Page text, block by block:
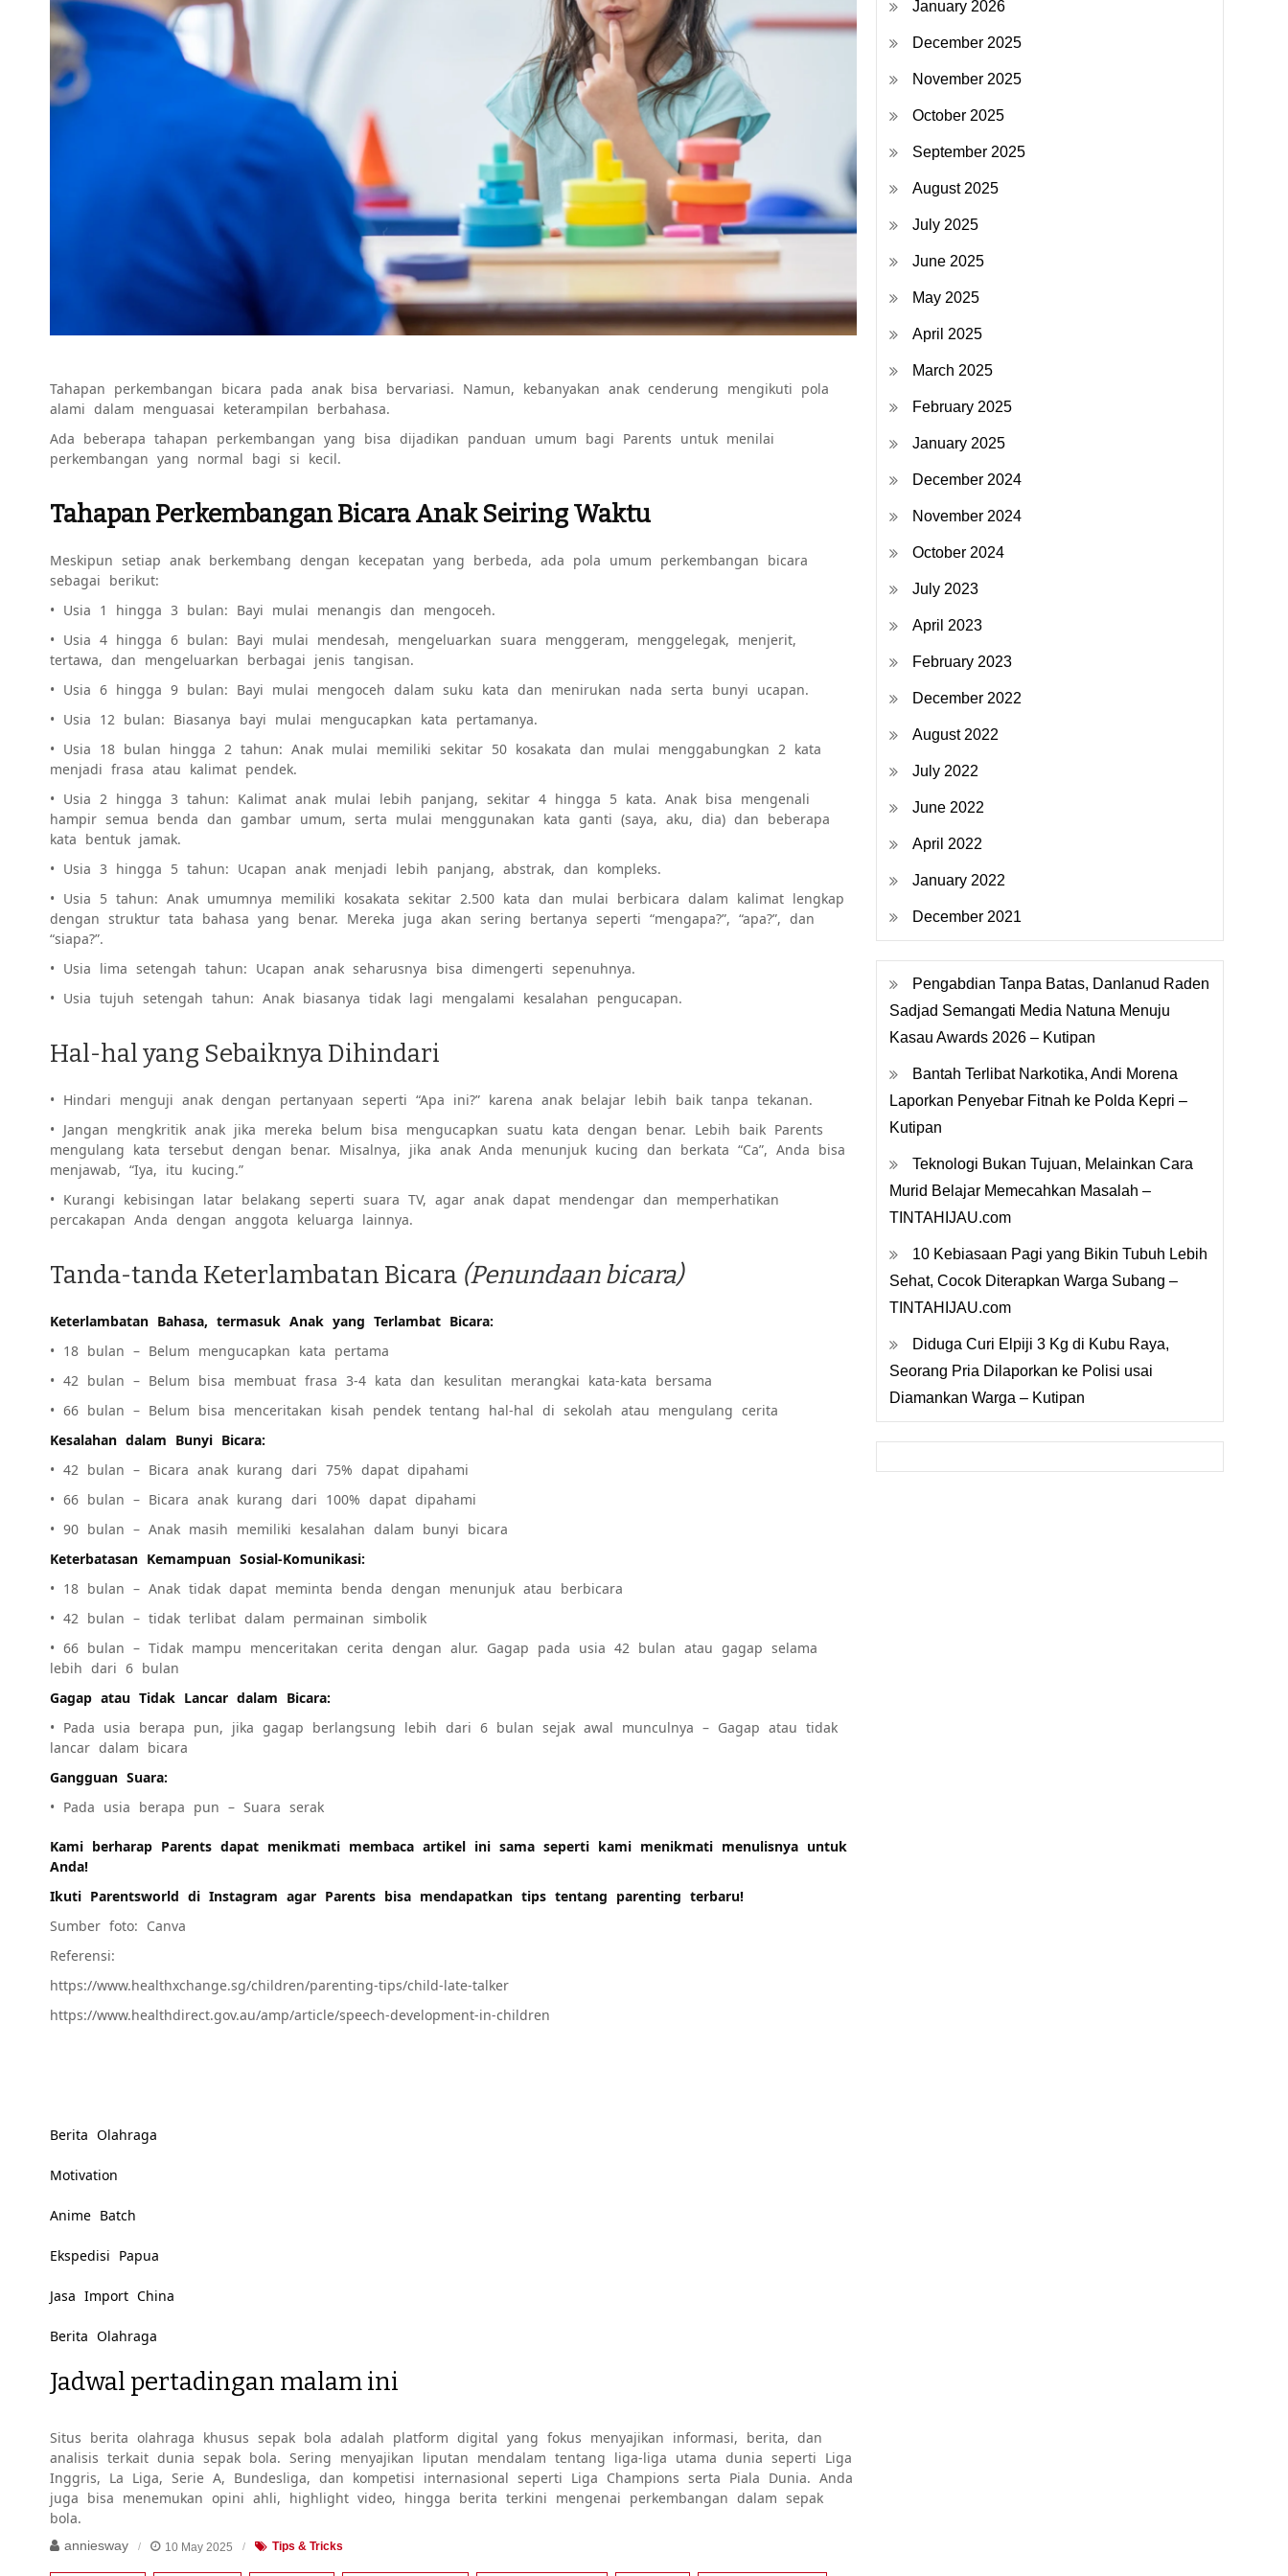
Tahapan perkembangan bicara pada anak bisa bervariasi. Namun, kebanyakan anak cenderung mengikuti pola
alami dalam menguasai keterampilan berbahasa.
Ada beberapa tahapan perkembangan yang bisa dijadikan panduan umum bagi Parents untuk menilai
perkembangan yang normal bagi si kecil.
Tahapan Perkembangan Bicara Anak Seiring Waktu
Meskipun setiap anak berkembang dengan kecepatan yang berbeda, ada pola umum perkembangan bicara
sebagai berikut:
• Usia 1 hingga 3 bulan: Bayi mulai menangis dan mengoceh.
• Usia 4 hingga 6 bulan: Bayi mulai mendesah, mengeluarkan suara menggeram, menggelegak, menjerit,
tertawa, dan mengeluarkan berbagai jenis tangisan.
• Usia 6 hingga 9 bulan: Bayi mulai mengoceh dalam suku kata dan menirukan nada serta bunyi ucapan.
• Usia 12 bulan: Biasanya bayi mulai mengucapkan kata pertamanya.
• Usia 18 bulan hingga 2 tahun: Anak mulai memiliki sekitar 50 kosakata dan mulai menggabungkan 2 kata
menjadi frasa atau kalimat pendek.
• Usia 2 hingga 3 tahun: Kalimat anak mulai lebih panjang, sekitar 4 hingga 5 kata. Anak bisa mengenali
hampir semua benda dan gambar umum, serta mulai menggunakan kata ganti (saya, aku, dia) dan beberapa
kata bentuk jamak.
• Usia 3 hingga 5 tahun: Ucapan anak menjadi lebih panjang, abstrak, dan kompleks.
• Usia 5 tahun: Anak umumnya memiliki kosakata sekitar 2.500 kata dan mulai berbicara dalam kalimat lengkap
dengan struktur tata bahasa yang benar. Mereka juga akan sering bertanya seperti “mengapa?”, “apa?”, dan
“siapa?”.
• Usia lima setengah tahun: Ucapan anak seharusnya bisa dimengerti sepenuhnya.
• Usia tujuh setengah tahun: Anak biasanya tidak lagi mengalami kesalahan pengucapan.
Hal-hal yang Sebaiknya Dihindari
• Hindari menguji anak dengan pertanyaan seperti “Apa ini?” karena anak belajar lebih baik tanpa tekanan.
• Jangan mengkritik anak jika mereka belum bisa mengucapkan suatu kata dengan benar. Lebih baik Parents
mengulang kata tersebut dengan benar. Misalnya, jika anak Anda menunjuk kucing dan berkata “Ca”, Anda bisa
menjawab, “Iya, itu kucing.”
• Kurangi kebisingan latar belakang seperti suara TV, agar anak dapat mendengar dan memperhatikan
percakapan Anda dengan anggota keluarga lainnya.
Tanda-tanda Keterlambatan Bicara (Penundaan bicara)
Keterlambatan Bahasa, termasuk Anak yang Terlambat Bicara:
• 18 bulan – Belum mengucapkan kata pertama
• 42 bulan – Belum bisa membuat frasa 3-4 kata dan kesulitan merangkai kata-kata bersama
• 66 bulan – Belum bisa menceritakan kisah pendek tentang hal-hal di sekolah atau mengulang cerita
Kesalahan dalam Bunyi Bicara:
• 42 bulan – Bicara anak kurang dari 75% dapat dipahami
• 66 bulan – Bicara anak kurang dari 100% dapat dipahami
• 90 bulan – Anak masih memiliki kesalahan dalam bunyi bicara
Keterbatasan Kemampuan Sosial-Komunikasi:
• 18 bulan – Anak tidak dapat meminta benda dengan menunjuk atau berbicara
• 42 bulan – tidak terlibat dalam permainan simbolik
• 66 bulan – Tidak mampu menceritakan cerita dengan alur. Gagap pada usia 42 bulan atau gagap selama
lebih dari 6 bulan
Gagap atau Tidak Lancar dalam Bicara:
• Pada usia berapa pun, jika gagap berlangsung lebih dari 6 bulan sejak awal munculnya – Gagap atau tidak
lancar dalam bicara
Gangguan Suara:
• Pada usia berapa pun – Suara serak
Kami berharap Parents dapat menikmati membaca artikel ini sama seperti kami menikmati menulisnya untuk
Anda!
Ikuti Parentsworld diInstagram agar Parents bisa mendapatkan tips tentang parenting terbaru!
Sumber foto: Canva
Referensi:
https://www.healthxchange.sg/children/parenting-tips/child-late-talker
https://www.healthdirect.gov.au/amp/article/speech-development-in-children
Berita Olahraga
Motivation
Anime Batch
Ekspedisi Papua
Jasa Import China
Berita Olahraga
Jadwal pertadingan malam ini
Situs berita olahraga khusus sepak bola adalah platform digital yang fokus menyajikan informasi, berita, dan
analisis terkait dunia sepak bola. Sering menyajikan liputan mendalam tentang liga-liga utama dunia seperti Liga
Inggris, La Liga, Serie A, Bundesliga, dan kompetisi internasional seperti Liga Champions serta Piala Dunia. Anda
juga bisa menemukan opini ahli, highlight video, hingga berita terkini mengenai perkembangan dalam sepak
bola.
anniesway 10 May 2025 Tips & Tricks
January 2026
December 2025
November 2025
October 2025
September 2025
August 2025
July 2025
June 2025
May 2025
April 2025
March 2025
February 2025
January 2025
December 2024
November 2024
October 2024
July 2023
April 2023
February 2023
December 2022
August 2022
July 2022
June 2022
April 2022
January 2022
December 2021
Pengabdian Tanpa Batas, Danlanud Raden
Sadjad Semangati Media Natuna Menuju
Kasau Awards 2026 – Kutipan
Bantah Terlibat Narkotika, Andi Morena
Laporkan Penyebar Fitnah ke Polda Kepri –
Kutipan
Teknologi Bukan Tujuan, Melainkan Cara
Murid Belajar Memecahkan Masalah –
TINTAHIJAU.com
10 Kebiasaan Pagi yang Bikin Tubuh Lebih
Sehat, Cocok Diterapkan Warga Subang –
TINTAHIJAU.com
Diduga Curi Elpiji 3 Kg di Kubu Raya,
Seorang Pria Dilaporkan ke Polisi usai
Diamankan Warga – Kutipan